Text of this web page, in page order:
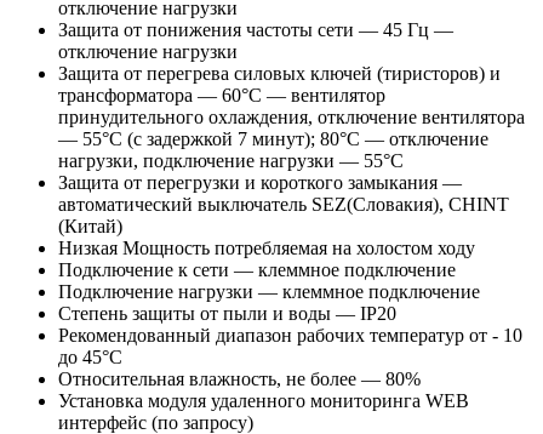
отключение нагрузки
Защита от понижения частоты сети — 45 Гц —
отключение нагрузки
Защита от перегрева силовых ключей (тиристоров) и
трансформатора — 60°C — вентилятор
принудительного охлаждения, отключение вентилятора
— 55°C (с задержкой 7 минут); 80°C — отключение
нагрузки, подключение нагрузки — 55°C
Защита от перегрузки и короткого замыкания —
автоматический выключатель SEZ(Словакия), CHINT
(Китай)
Низкая Мощность потребляемая на холостом ходу
Подключение к сети — клеммное подключение
Подключение нагрузки — клеммное подключение
Степень защиты от пыли и воды — IP20
Рекомендованный диапазон рабочих температур от - 10
до 45°C
Относительная влажность, не более — 80%
Установка модуля удаленного мониторинга WEB
интерфейс (по запросу)